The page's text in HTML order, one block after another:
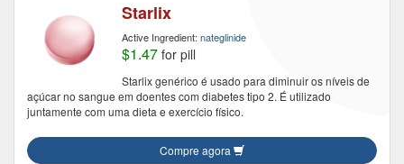
Starlix
Active Ingredient: nateglinide
$1.47 for pill
Starlix genérico é usado para diminuir os níveis de
açúcar no sangue em doentes com diabetes tipo 2. É utilizado
juntamente com uma dieta e exercício físico.
Compre agora